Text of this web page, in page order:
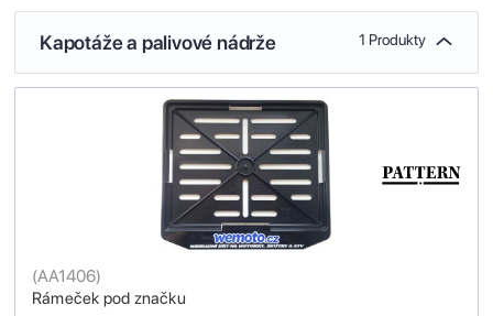
Kapotáže a palivové nádrže 1 Produkty
Rámeček pod značku
(AA1406)